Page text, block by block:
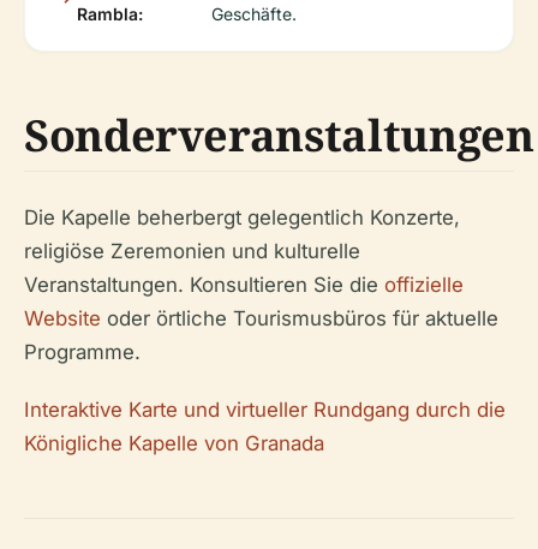
Rambla:
Geschäfte.
Sonderveranstaltungen
Die Kapelle beherbergt gelegentlich Konzerte,
religiöse Zeremonien und kulturelle
Veranstaltungen. Konsultieren Sie die offizielle
Website oder örtliche Tourismusbüros für aktuelle
Programme.
Interaktive Karte und virtueller Rundgang durch die
Königliche Kapelle von Granada